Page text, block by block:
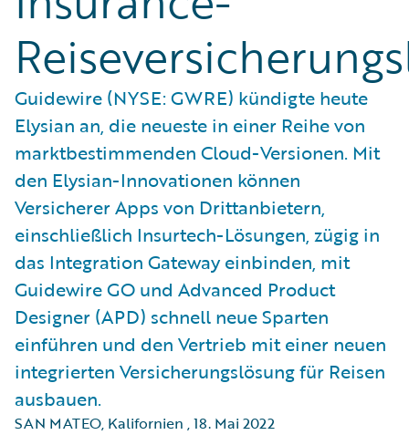
Guidewire (NYSE: GWRE) kündigte heute
Elysian an, die neueste in einer Reihe von
marktbestimmenden Cloud-Versionen. Mit
den Elysian-Innovationen können
Versicherer Apps von Drittanbietern,
einschließlich Insurtech-Lösungen, zügig in
das Integration Gateway einbinden, mit
Guidewire GO und Advanced Product
Designer (APD) schnell neue Sparten
einführen und den Vertrieb mit einer neuen
integrierten Versicherungslösung für Reisen
ausbauen.
SAN MATEO, Kalifornien ,18. Mai 2022